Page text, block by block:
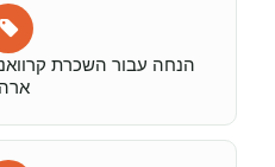
הנחה עבור השכרת